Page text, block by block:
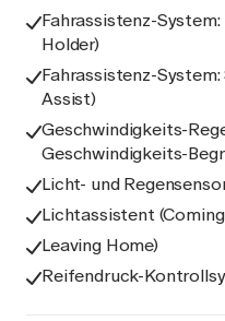
Fahrassistenz-
Holder)
Fahrassistenz-
Assist)
Geschwindigkeits-
Geschwindigkeits-
Licht- und
Lichtassistent
Leaving Home)
Reifendruck-